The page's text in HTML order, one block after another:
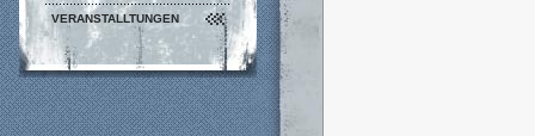
VERANSTALLTUNGEN